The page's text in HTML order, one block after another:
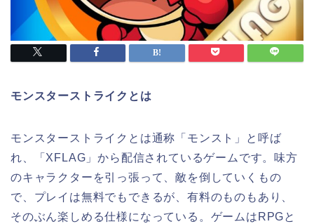
モンスターストライクとは
モンスターストライクとは通称「モンスト」と呼ば
れ、「XFLAG」から配信されているゲームです。味方
のキャラクターを引っ張って、敵を倒していくもの
で、プレイは無料でもできるが、有料のものもあり、
そのぶん楽しめる仕様になっている。ゲームはRPGと